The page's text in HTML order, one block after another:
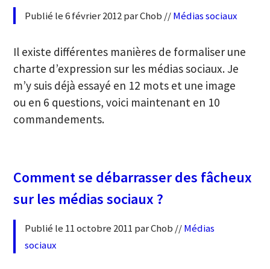
Publié le 6 février 2012 par Chob //Médias sociaux
Il existe différentes manières de formaliser une
charte d’expression sur les médias sociaux. Je
m’y suis déjà essayé en 12 mots et une image
ou en 6 questions, voici maintenant en 10
commandements.
Comment se débarrasser des fâcheux
sur les médias sociaux ?
Publié le 11 octobre 2011 par Chob //Médias
sociaux